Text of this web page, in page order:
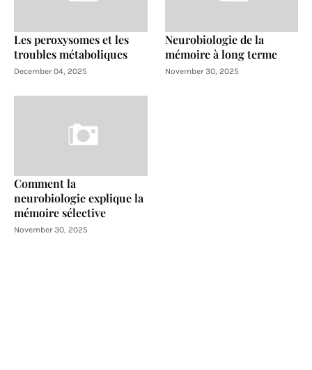
Les peroxysomes et les
troubles métaboliques
December 04, 2025
Neurobiologie de la
mémoire à long terme
November 30, 2025
Comment la
neurobiologie explique la
mémoire sélective
November 30, 2025